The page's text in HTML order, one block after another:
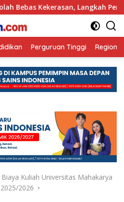
Kekerasan, Langkah Pemkot
Perguruan Tinggi Regional
Kuliah Universitas Mahakarya
2026